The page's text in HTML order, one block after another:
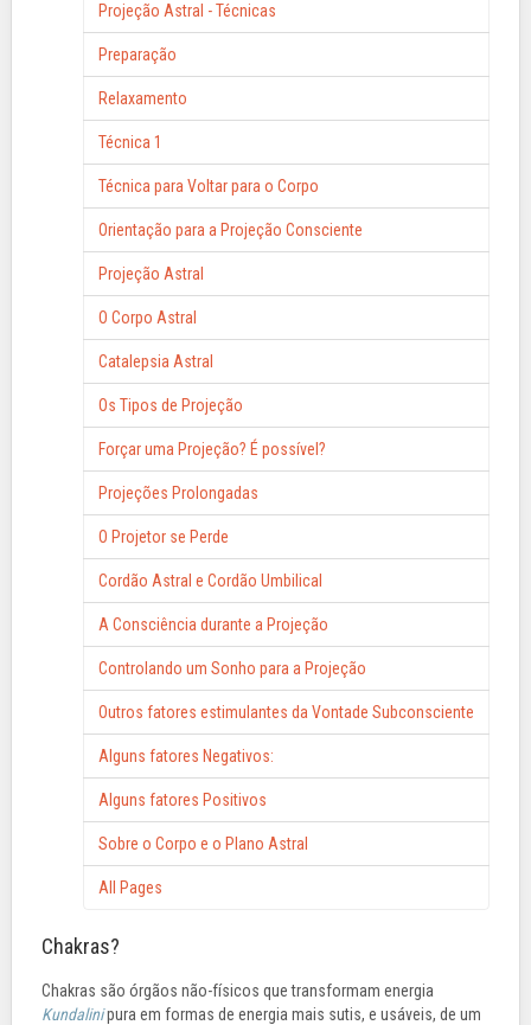
Projeção Astral - Técnicas
Preparação
Relaxamento
Técnica 1
Técnica para Voltar para o Corpo
Orientação para a Projeção Consciente
Projeção Astral
O Corpo Astral
Catalepsia Astral
Os Tipos de Projeção
Forçar uma Projeção? É possível?
Projeções Prolongadas
O Projetor se Perde
Cordão Astral e Cordão Umbilical
A Consciência durante a Projeção
Controlando um Sonho para a Projeção
Outros fatores estimulantes da Vontade Subconsciente
Alguns fatores Negativos:
Alguns fatores Positivos
Sobre o Corpo e o Plano Astral
All Pages
Chakras?
Chakras são órgãos não-físicos que transformam energia
Kundalinipura em formas de energia mais sutis, e usáveis, de um